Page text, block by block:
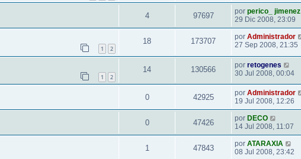
4 97697 por perico_ jimenez
29 Dic 2008, 23:09
1 2
18 173707 por Administrador
27 Sep 2008, 21:35
1 2
14 130566 por retogenes
30 Jul 2008, 00:04
0 42925 por Administrador
19 Jul 2008, 12:26
0 47426 por DECO
14 Jul 2008, 11:07
1 47843 por ATARAXIA
08 Jul 2008, 23:42